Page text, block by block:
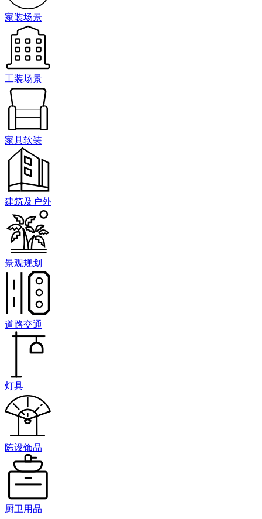
家装场景
工装场景
家具软装
建筑及户外
景观规划
道路交通
灯具
陈设饰品
厨卫用品